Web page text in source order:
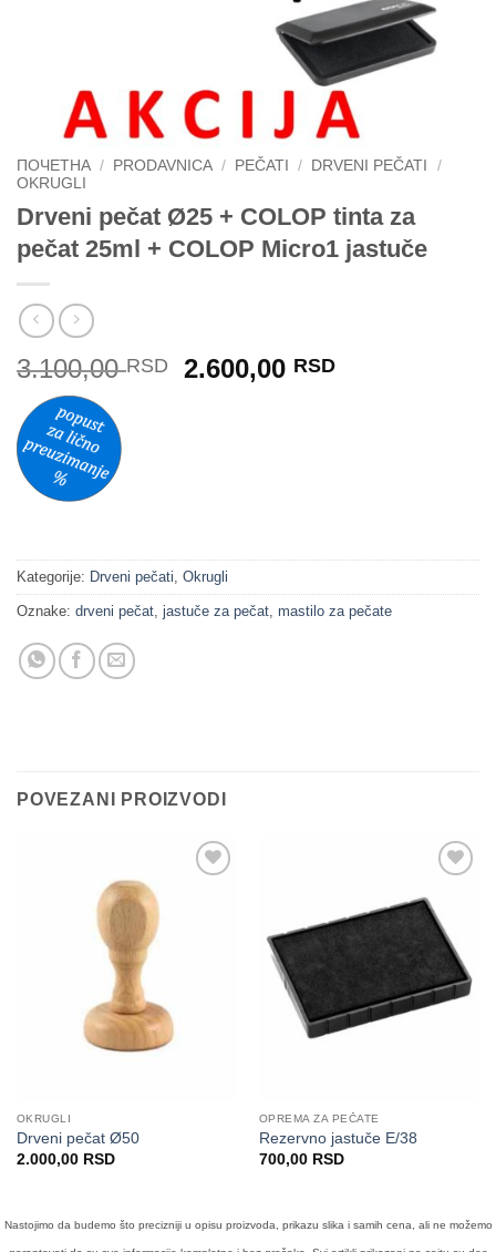
ПОЧЕТНА / PRODAVNICA / PEČATI / DRVENI PEČATI
/
OKRUGLI
Drveni pečat Ø25 + COLOP tinta za
pečat 25ml + COLOP Micro1 jastuče
3.100,00RSD
Originalna
2.600,00 RSDTrenutna
Kategorije: Drveni pečati, Okrugli
Oznake: drveni pečat, jastuče za pečat, mastilo za pečate
POVEZANI PROIZVODI
OKRUGLI
Drveni pečat Ø50
2.000,00 RSD
Listu
želja
OPREMA ZA PEČATE
Rezervno jastuče E/38
700,00 RSD
Nastojimo da budemo što precizniji u opisu proizvoda, prikazu slika i samih cena, ali ne možemo